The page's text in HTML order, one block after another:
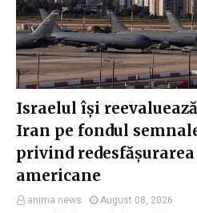
Israelul își
Iran pe fondul
privind
americane
anima news
August 08, 2026